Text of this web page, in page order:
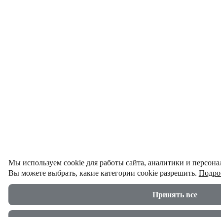
Мы используем cookie для работы сайта, аналитики и
Вы можете выбрать, какие категории cookie разрешить.
Принять все